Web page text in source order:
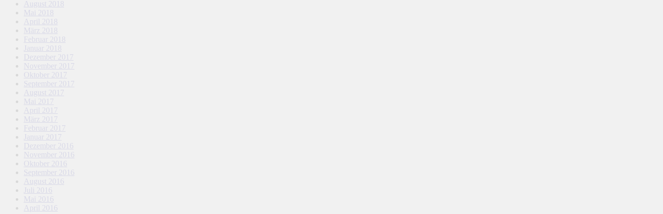
August 2018
Mai 2018
April 2018
März 2018
Februar 2018
Januar 2018
Dezember 2017
November 2017
Oktober 2017
September 2017
August 2017
Mai 2017
April 2017
März 2017
Februar 2017
Januar 2017
Dezember 2016
November 2016
Oktober 2016
September 2016
August 2016
Juli 2016
Mai 2016
April 2016